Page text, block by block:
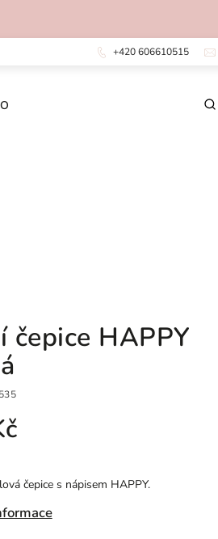
+420 606610515
DĚTI CHIRURGICKÁ
čepice HAPPY
čepice s nápisem HAPPY.